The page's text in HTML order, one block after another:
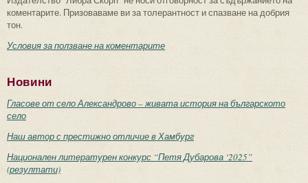
коментарите. Призоваваме ви за толерантност и спазване на добрия
тон.
Условия за ползване на коментарите
Новини
Гласове от село Александрово – живата история на българското
село
Наш автор с престижно отличие в Хамбург
Национален литературен конкурс “Петя Дубарова ‘2025”
(резултати)